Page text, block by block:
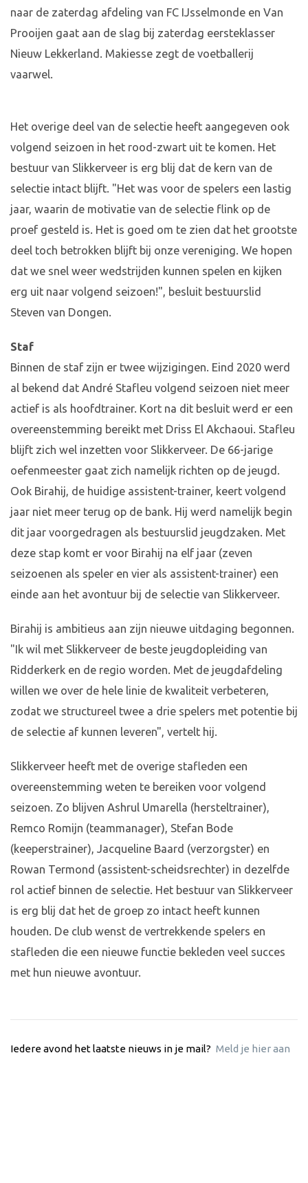
naar de zaterdag afdeling van FC IJsselmonde en Van
Prooijen gaat aan de slag bij zaterdag eersteklasser
Nieuw Lekkerland. Makiesse zegt de voetballerij
vaarwel.
Het overige deel van de selectie heeft aangegeven ook
volgend seizoen in het rood-zwart uit te komen. Het
bestuur van Slikkerveer is erg blij dat de kern van de
selectie intact blijft. "Het was voor de spelers een lastig
jaar, waarin de motivatie van de selectie flink op de
proef gesteld is. Het is goed om te zien dat het grootste
deel toch betrokken blijft bij onze vereniging. We hopen
dat we snel weer wedstrijden kunnen spelen en kijken
erg uit naar volgend seizoen!", besluit bestuurslid
Steven van Dongen.
Staf
Binnen de staf zijn er twee wijzigingen. Eind 2020 werd
al bekend dat André Stafleu volgend seizoen niet meer
actief is als hoofdtrainer. Kort na dit besluit werd er een
overeenstemming bereikt met Driss El Akchaoui. Stafleu
blijft zich wel inzetten voor Slikkerveer. De 66-jarige
oefenmeester gaat zich namelijk richten op de jeugd.
Ook Birahij, de huidige assistent-trainer, keert volgend
jaar niet meer terug op de bank. Hij werd namelijk begin
dit jaar voorgedragen als bestuurslid jeugdzaken. Met
deze stap komt er voor Birahij na elf jaar (zeven
seizoenen als speler en vier als assistent-trainer) een
einde aan het avontuur bij de selectie van Slikkerveer.
Birahij is ambitieus aan zijn nieuwe uitdaging begonnen.
"Ik wil met Slikkerveer de beste jeugdopleiding van
Ridderkerk en de regio worden. Met de jeugdafdeling
willen we over de hele linie de kwaliteit verbeteren,
zodat we structureel twee a drie spelers met potentie bij
de selectie af kunnen leveren", vertelt hij.
Slikkerveer heeft met de overige stafleden een
overeenstemming weten te bereiken voor volgend
seizoen. Zo blijven Ashrul Umarella (hersteltrainer),
Remco Romijn (teammanager), Stefan Bode
(keeperstrainer), Jacqueline Baard (verzorgster) en
Rowan Termond (assistent-scheidsrechter) in dezelfde
rol actief binnen de selectie. Het bestuur van Slikkerveer
is erg blij dat het de groep zo intact heeft kunnen
houden. De club wenst de vertrekkende spelers en
stafleden die een nieuwe functie bekleden veel succes
met hun nieuwe avontuur.
Iedere avond het laatste nieuws in je mail? Meld je hier aan